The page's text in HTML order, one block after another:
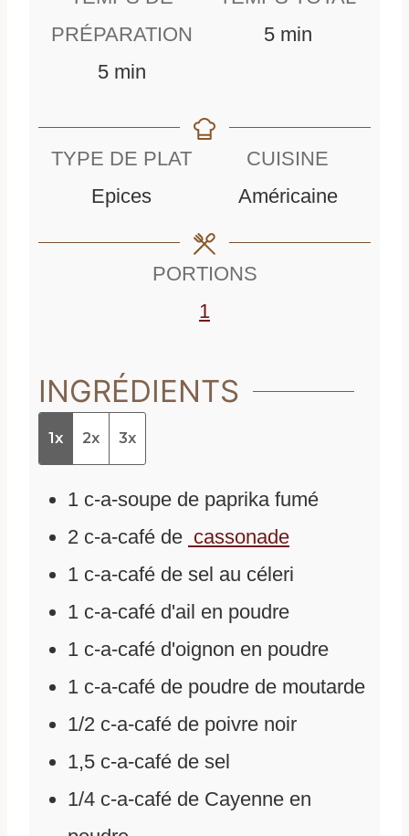
PRÉPARATION
5m
u
min
5m
t
min
TYPE DE PLAT
Epices
CUISINE
Américaine
PORTIONS
1
INGRÉDIENTS
1x 2x 3x
1 c-a-soupe de paprika fumé
2 c-a-café de cassonade
1 c-a-café de sel au céleri
1 c-a-café d'ail en poudre
1 c-a-café d'oignon en poudre
1 c-a-café de poudre de moutarde
1/2 c-a-café de poivre noir
1,5 c-a-café de sel
1/4 c-a-café de Cayenne en